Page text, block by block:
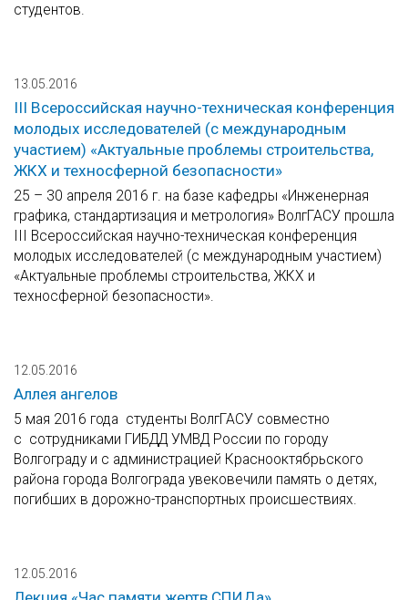
студентов.
13.05.2016
III Всероссийская научно-техническая конференция
молодых исследователей (с международным
участием) «Актуальные проблемы строительства,
ЖКХ и техносферной безопасности»
25 – 30 апреля 2016 г. на базе кафедры «Инженерная
графика, стандартизация и метрология» ВолгГАСУ прошла
III Всероссийская научно-техническая конференция
молодых исследователей (с международным участием)
«Актуальные проблемы строительства, ЖКХ и
техносферной безопасности».
12.05.2016
Аллея ангелов
5 мая 2016 года студенты ВолгГАСУ совместно
с сотрудниками ГИБДД УМВД России по городу
Волгограду и с администрацией Краснооктябрьского
района города Волгограда увековечили память о детях,
погибших в дорожно-транспортных происшествиях.
12.05.2016